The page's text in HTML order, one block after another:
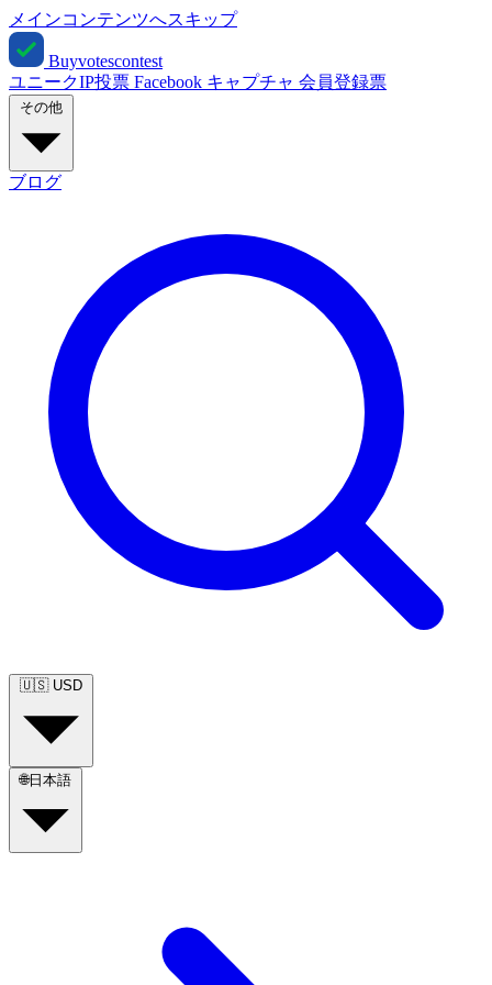
メインコンテンツへスキップ
Buyvotescontest
ユニークIP投票 Facebook キャプチャ 会員登録票
ブログ
🇺🇸 USD
🌐日本語